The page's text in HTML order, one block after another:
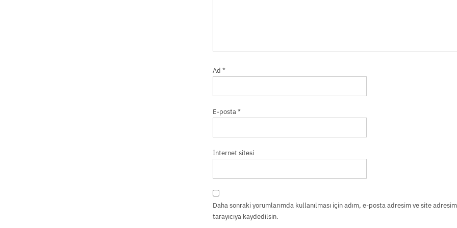
Ad *
E-posta*
İnternet sitesi
Daha sonraki yorumlarımda kullanılması için adım, e-posta adresim ve site
tarayıcıya kaydedilsin.